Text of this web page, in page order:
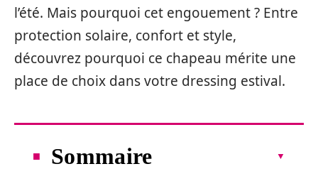
l’été. Mais pourquoi cet engouement ? Entre
protection solaire, confort et style,
découvrez pourquoi ce chapeau mérite une
place de choix dans votre dressing estival.
Sommaire